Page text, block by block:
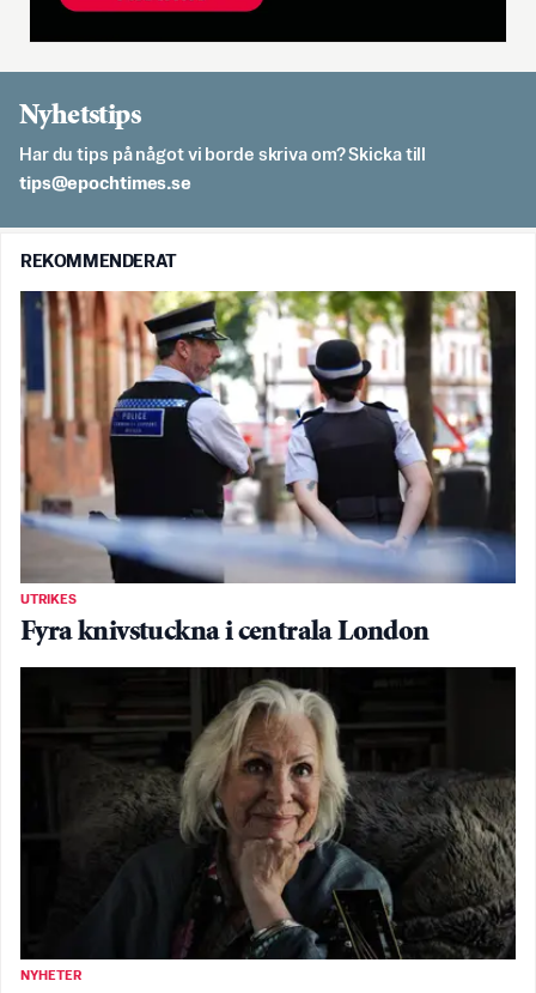
Nyhetstips
Har du tips på något vi borde skriva om? Skicka till
es.semithcope@spit
REKOMMENDERAT
UTRIKES
Fyra knivstuckna i centrala London
NYHETER